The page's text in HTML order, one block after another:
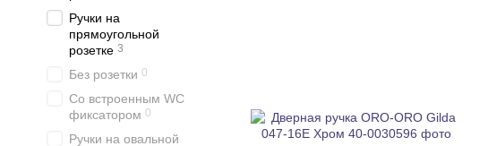
Ручки на
прямоугольной
розетке 3
Без розетки 0
Со встроенным WC
фиксатором 0
Ручки на овальной